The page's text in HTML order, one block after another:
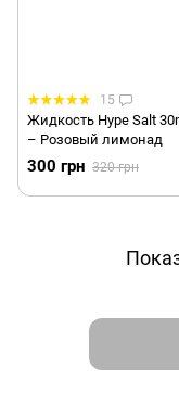
15
Жидкость Hype Salt
– Розовый лимонад
300 грн 320 грн